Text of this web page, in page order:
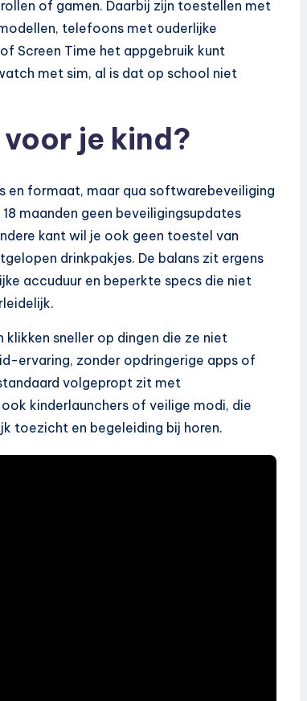
of gamen. Daarbij zijn toestellen met
telefoons met ouderlijke
Screen Time het appgebruik kunt
met sim, al is dat op school niet
je kind?
en formaat, maar qua softwarebeveiliging
maanden geen beveiligingsupdates
kant wil je ook geen toestel van
drinkpakjes. De balans zit ergens
accuduur en beperkte specs die niet
sneller op dingen die ze niet
ervaring, zonder opdringerige apps of
volgepropt zit met
kinderlaunchers of veilige modi, die
toezicht en begeleiding bij horen.